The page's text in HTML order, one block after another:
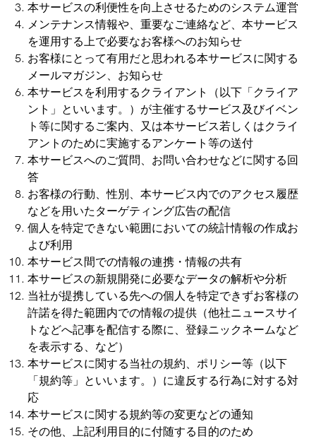
本サービスの利便性を向上させるためのシステム運営
メンテナンス情報や、重要なご連絡など、本サービス
を運用する上で必要なお客様へのお知らせ
お客様にとって有用だと思われる本サービスに関する
メールマガジン、お知らせ
本サービスを利用するクライアント（以下「クライア
ント」といいます。）が主催するサービス及びイベン
ト等に関するご案内、又は本サービス若しくはクライ
アントのために実施するアンケート等の送付
本サービスへのご質問、お問い合わせなどに関する回
答
お客様の行動、性別、本サービス内でのアクセス履歴
などを用いたターゲティング広告の配信
個人を特定できない範囲においての統計情報の作成お
よび利用
本サービス間での情報の連携・情報の共有
本サービスの新規開発に必要なデータの解析や分析
当社が提携している先への個人を特定できずお客様の
許諾を得た範囲内での情報の提供（他社ニュースサイ
トなどへ記事を配信する際に、登録ニックネームなど
を表示する、など）
本サービスに関する当社の規約、ポリシー等（以下
「規約等」といいます。）に違反する行為に対する対
応
本サービスに関する規約等の変更などの通知
その他、上記利用目的に付随する目的のため